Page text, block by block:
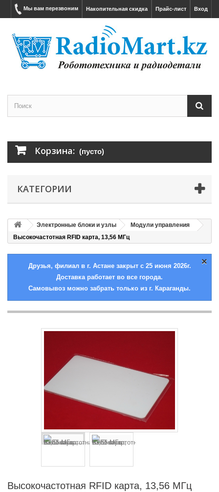
Вход
Прайс-лист
Накопительная скидка
Мы вам перезвоним
Корзина: (пусто)
КАТЕГОРИИ
Электронные блоки и узлы
Модули управления
Высокочастотная RFID карта, 13,56 МГц
×
Друзья, филиал в г. Астане закрыт с 25 июня 2026г.
Доставка работает во все города.
Самовывоз можно забрать только из г. Караганды.
Высокочастотная RFID карта, 13,56 МГц